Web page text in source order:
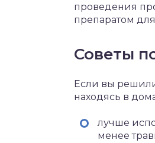
проведения
препаратом
Советы
Если вы
находясь в
лучше
менее